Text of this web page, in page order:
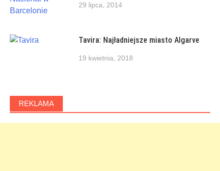
29 lipca, 2014
Tavira: Najładniejsze miasto Algarve
19 kwietnia, 2018
REKLAMA